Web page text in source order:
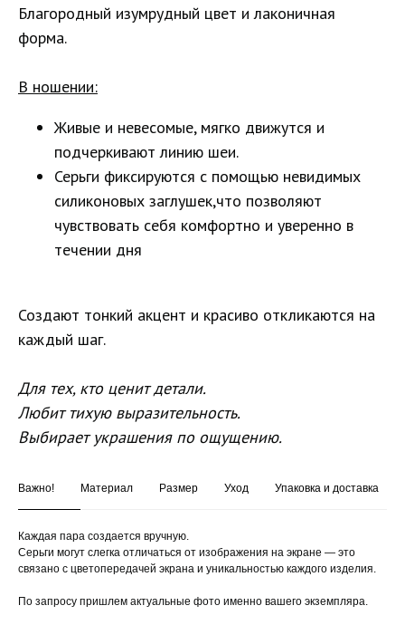
Благородный изумрудный цвет и лаконичная
форма.
В ношении:
Живые и невесомые, мягко движутся и
подчеркивают линию шеи.
Серьги фиксируются с помощью невидимых
силиконовых заглушек,что позволяют
чувствовать себя комфортно и уверенно в
течении дня
Создают тонкий акцент и красиво откликаются на
каждый шаг.
Для тех, кто ценит детали.
Любит тихую выразительность.
Выбирает украшения по ощущению.
Важно! Материал Размер Уход Упаковка и доставка
Каждая пара создается вручную.
Серьги могут слегка отличаться от изображения на экране — это
связано с цветопередачей экрана и уникальностью каждого изделия.
По запросу пришлем актуальные фото именно вашего экземпляра.